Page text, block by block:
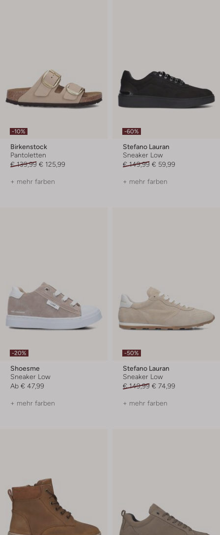
-10%
Birkenstock
Pantoletten
€ 139,99 € 125,99
+ mehr farben
-60%
Stefano Lauran
Sneaker Low
€ 149,99 € 59,99
+ mehr farben
-20%
Shoesme
Sneaker Low
Ab € 47,99
+ mehr farben
-50%
Stefano Lauran
Sneaker Low
€ 149,99 € 74,99
+ mehr farben